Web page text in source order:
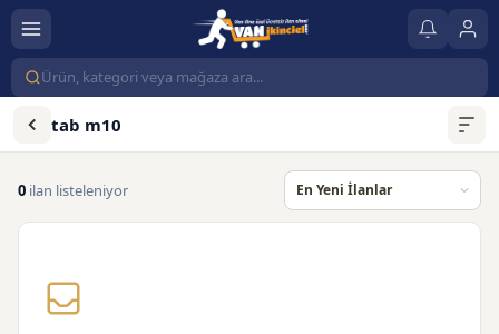
tab m10
0 ilan listeleniyor